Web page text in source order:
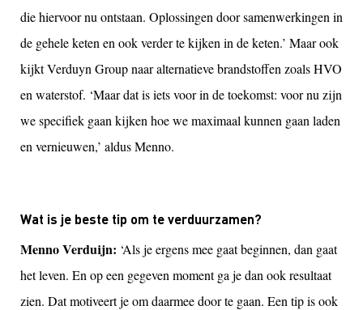
die hiervoor nu ontstaan. Oplossingen door samenwerkingen in
de gehele keten en ook verder te kijken in de keten.’ Maar ook
kijkt Verduyn Group naar alternatieve brandstoffen zoals HVO
en waterstof. ‘Maar dat is iets voor in de toekomst: voor nu zijn
we specifiek gaan kijken hoe we maximaal kunnen gaan laden
en vernieuwen,’ aldus Menno.
Wat is je beste tip om te verduurzamen?
Menno Verduijn: ‘Als je ergens mee gaat beginnen, dan gaat
het leven. En op een gegeven moment ga je dan ook resultaat
zien. Dat motiveert je om daarmee door te gaan. Een tip is ook